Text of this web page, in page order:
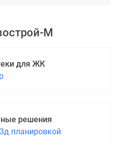
М
для ЖК
решения
планировкой